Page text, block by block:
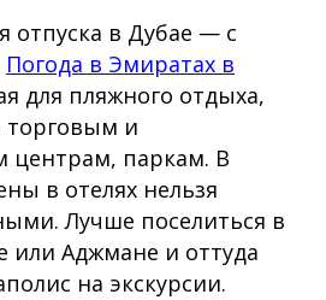
отпуска в Дубае — с
Погода в Эмиратах в
для пляжного отдыха,
торговым и
центрам, паркам. В
в отелях нельзя
Лучше поселиться в
или Аджмане и оттуда
на экскурсии.